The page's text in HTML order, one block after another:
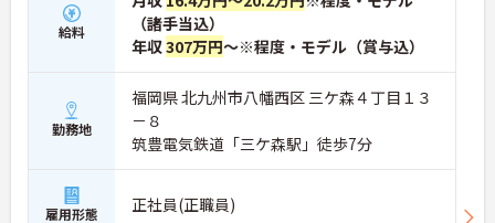
給料
（諸手当込）
年収307万円～※程度・モデル（賞与込）
勤務地
福岡県 北九州市八幡西区 三ケ森４丁目１３
－８
筑豊電気鉄道「三ケ森駅」徒歩7分
雇用形態 正社員(正職員)